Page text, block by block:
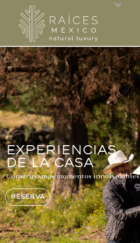
experiencias
de la casa
Construyamos momentos innolvidables
RESERVA